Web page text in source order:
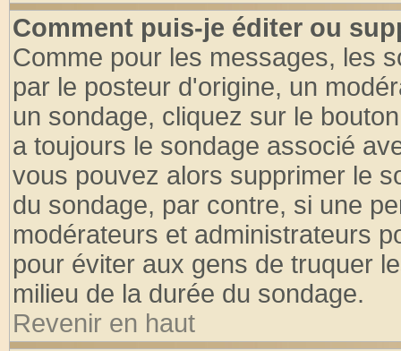
Comment puis-je éditer ou
Comme pour les messages, les
par le posteur d'origine, un
un sondage, cliquez sur le
a toujours le sondage associé
vous pouvez alors supprimer le
du sondage, par contre, si une
modérateurs et administrateurs
pour éviter aux gens de truquer
milieu de la durée du sondage.
Revenir en haut